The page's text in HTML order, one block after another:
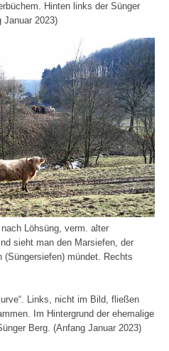
Hinten links der Sünger
Januar 2023)
Löhsüng, verm. alter
sieht man den Marsiefen, der
(Süngersiefen) mündet. Rechts
Links, nicht im Bild, fließen
Im Hintergrund der ehemalige
Berg. (Anfang Januar 2023)